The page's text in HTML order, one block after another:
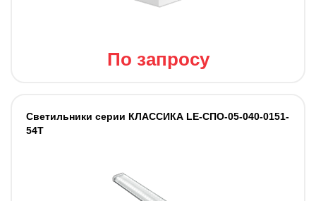
По запросу
Светильники cерии КЛАССИКА LE-СПО-05-040-0151-
54Т